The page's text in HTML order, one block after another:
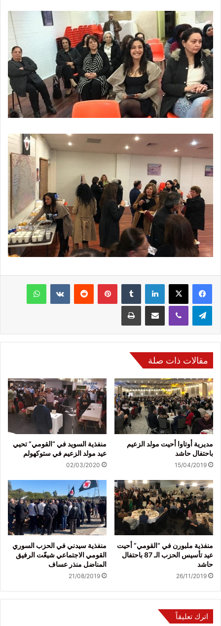
فيسبوك لينكدإن بينتيريست
مقالات ذات صلة
مديرية أوتاوا أحيت مولد الزعيم
باحتفال حاشد
15/04/2019
منفذية السويد في “القومي” تحيي
عيد مولد الزعيم في ستوكهولم
02/03/2020
منفذية ملبورن في “القومي” أحيت
عيد تأسيس الحزب الـ 87 باحتفال
حاشد
26/11/2019
منفذية سيدني في الحزب السوري
القومي الاجتماعي شيعّت الرفيق
المناضل منذر عساف
21/08/2019
اترك تعليقاً